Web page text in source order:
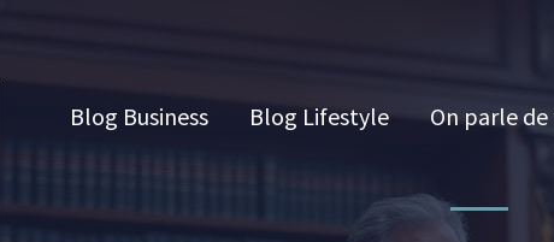
Blog Business Blog Lifestyle On parle